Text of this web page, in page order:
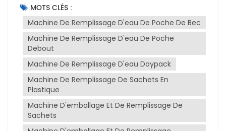
liquides dans des emballages en quantités
spécifiques. Il joue un rôle essentiel dans
l'amélioration de la productivité et la réduction des
erreurs en optimisant des facteurs tels que la
vitesse de remplissage, la précision et la
répétabilité.Machines de remplissage et de scellage
de liquides sont conçus pour traiter une variété de
produits liquides, notamment l'eau, l'huile, le
shampoing, le détergent, les médicaments liquides,
les boissons, etc. Ils sont couramment utilisés dans
des industries telles que l'alimentation et les
boissons, les produits pharmaceutiques, les
MOTS CLÉS :
Machine De Remplissage D'eau De Poche De Bec
Machine De Remplissage D'eau De Poche
Debout
Machine De Remplissage D'eau Doypack
Machine De Remplissage De Sachets En
Plastique
Machine D'emballage Et De Remplissage De
Sachets